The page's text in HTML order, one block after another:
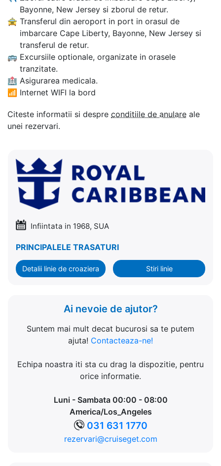
Bayonne, New Jersey si zborul de retur.
🚖 Transferul din aeroport in port in orasul de
imbarcare Cape Liberty, Bayonne, New Jersey si
transferul de retur.
🚌 Excursiile optionale, organizate in orasele
tranzitate.
🏥 Asigurarea medicala.
📶 Internet WIFI la bord
Citeste informatii si despre conditiile de anulare ale
unei rezervari.
Infiintata in 1968, SUA
PRINCIPALELE TRASATURI
Detalii linie de croaziera Stiri linie
Ai nevoie de ajutor?
Suntem mai mult decat bucurosi sa te putem
ajuta! Contacteaza-ne!
Echipa noastra iti sta cu drag la dispozitie, pentru
orice informatie.
Luni - Sambata 00:00 - 08:00
America/Los_Angeles
031 631 1770
rezervari@cruiseget.com